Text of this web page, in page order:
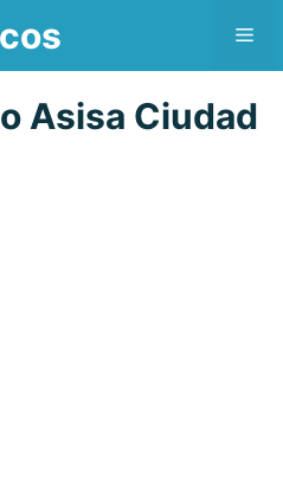
Asisa Ciudad